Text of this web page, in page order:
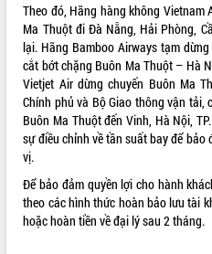
Theo đó, Hãng hàng không
Ma Thuột đi Đà Nẵng, Hải Phòng,
lại. Hãng Bamboo Airways tạm
cắt bớt chặng Buôn Ma Thuột – Hà
Vietjet Air dừng chuyến Buôn Ma
Chính phủ và Bộ Giao thông vận
Buôn Ma Thuột đến Vinh, Hà Nội,
sự điều chỉnh về tần suất bay để
vị.
Để bảo đảm quyền lợi cho hành
theo các hình thức hoàn bảo lưu tài
hoặc hoàn tiền về đại lý sau 2 tháng.